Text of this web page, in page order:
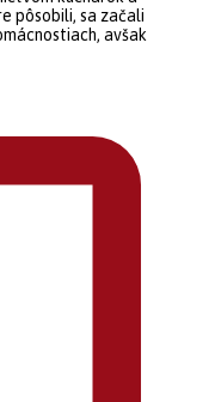
pôsobili, sa začali
avšak